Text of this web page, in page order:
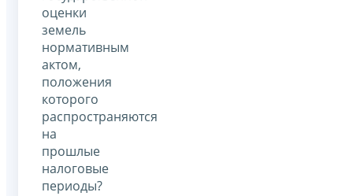
оценки
земель
нормативным
актом,
положения
которого
распространяются
на
прошлые
налоговые
периоды?